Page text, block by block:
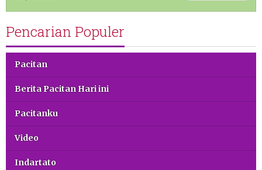
Pencarian Populer
Pacitan
Berita Pacitan Hari ini
Pacitanku
Video
Indartato